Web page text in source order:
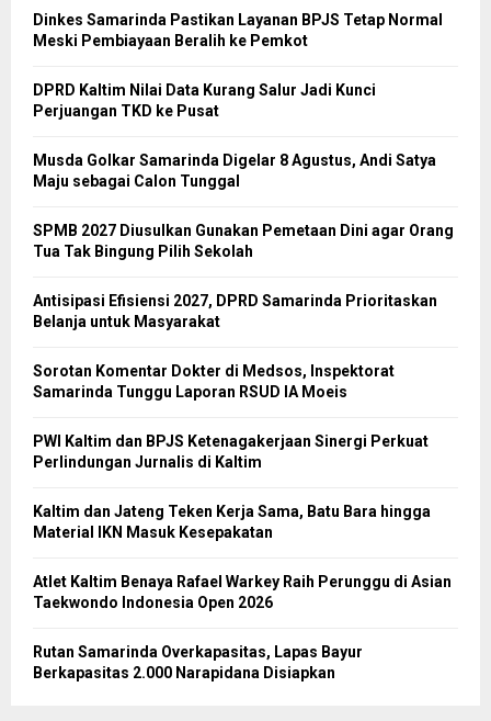
Dinkes Samarinda Pastikan Layanan BPJS Tetap Normal
Meski Pembiayaan Beralih ke Pemkot
DPRD Kaltim Nilai Data Kurang Salur Jadi Kunci
Perjuangan TKD ke Pusat
Musda Golkar Samarinda Digelar 8 Agustus, Andi Satya
Maju sebagai Calon Tunggal
SPMB 2027 Diusulkan Gunakan Pemetaan Dini agar Orang
Tua Tak Bingung Pilih Sekolah
Antisipasi Efisiensi 2027, DPRD Samarinda Prioritaskan
Belanja untuk Masyarakat
Sorotan Komentar Dokter di Medsos, Inspektorat
Samarinda Tunggu Laporan RSUD IA Moeis
PWI Kaltim dan BPJS Ketenagakerjaan Sinergi Perkuat
Perlindungan Jurnalis di Kaltim
Kaltim dan Jateng Teken Kerja Sama, Batu Bara hingga
Material IKN Masuk Kesepakatan
Atlet Kaltim Benaya Rafael Warkey Raih Perunggu di Asian
Taekwondo Indonesia Open 2026
Rutan Samarinda Overkapasitas, Lapas Bayur
Berkapasitas 2.000 Narapidana Disiapkan